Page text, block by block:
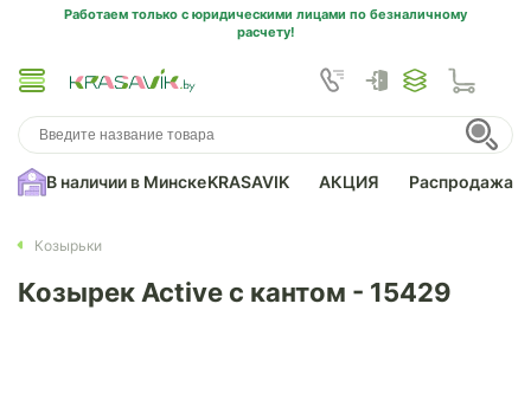
Работаем только с юридическими лицами по безналичному
расчету!
В наличии в МинскеKRASAVIK АКЦИЯ Распродажа
Козырьки
Козырек Active с кантом - 15429